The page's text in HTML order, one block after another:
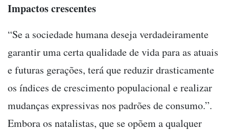
Impactos crescentes
“Se a sociedade humana deseja verdadeiramente
garantir uma certa qualidade de vida para as atuais
e futuras gerações, terá que reduzir drasticamente
os índices de crescimento populacional e realizar
mudanças expressivas nos padrões de consumo.”.
Embora os natalistas, que se opõem a qualquer